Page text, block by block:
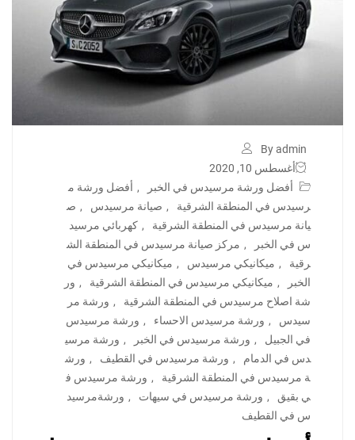
By admin
أغسطس 10, 2020
أفضل ورشة مرسيدس في الخبر
, أفضل ورشة م
رسيدس في المنطقة الشرقية
, صيانة مرسيدس , ص
يانة مرسيدس في المنطقة الشرقية
, كهربائي مرسيد
س في الخبر
, مركز صيانة مرسيدس في المنطقة الش
رقية
, ميكانيكي مرسيدس , ميكانيكي مرسيدس في
الخبر
, ميكانيكي مرسيدس في المنطقة الشرقية , ور
شة اصلاح مرسيدس في المنطقة الشرقية
, ورشة مر
سيدس
, ورشة مرسيدس الاحساء , ورشة مرسيدس
في الجبيل
, ورشة مرسيدس في الخبر , ورشة مرسي
دس في الدمام
, ورشة مرسيدس في القطيف , ورش
ة مرسيدس في المنطقة الشرقية
, ورشة مرسيدس ف
ي بقيق
, ورشة مرسيدس في سيهات , ورشةمرسيد
س في القطيف